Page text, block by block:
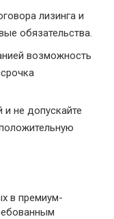
лизинга и
обязательства.
возможность
не допускайте
в премиум-